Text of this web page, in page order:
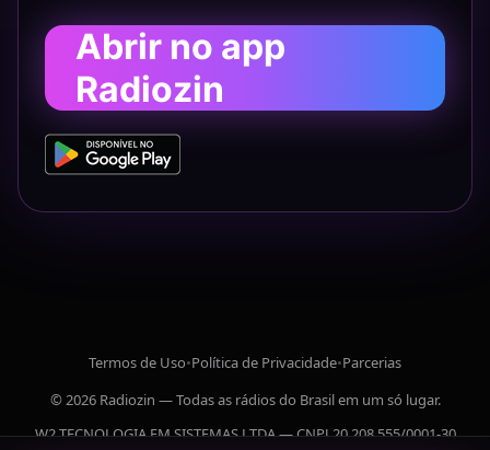
Abrir no app
Radiozin
Termos de Uso•Política de Privacidade•Parcerias
© 2026 Radiozin — Todas as rádios do Brasil em um só lugar.
W2 TECNOLOGIA EM SISTEMAS LTDA — CNPJ 20.208.555/0001-30